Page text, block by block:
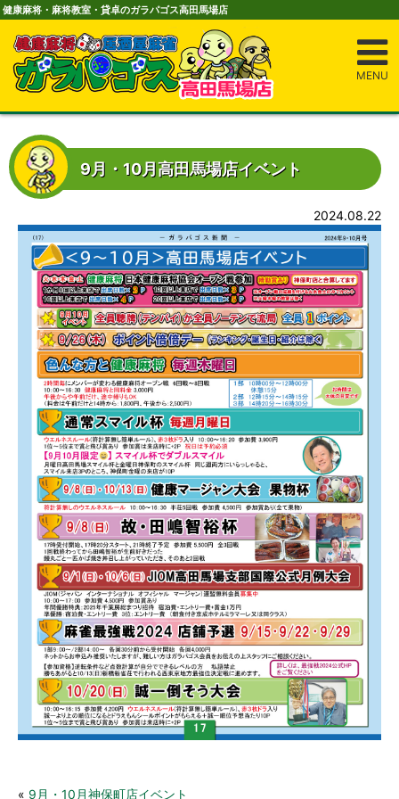
健康麻将・麻将教室・貸卓のガラパゴス高田馬場店
MENU
9月・10月高田馬場店イベント
2024.08.22
« 9月・10月神保町店イベント